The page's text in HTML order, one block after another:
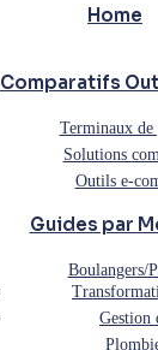
Home
Comparatifs
Terminaux de
Solutions
Outils e-
Guides par
Boulangers/
Gestion